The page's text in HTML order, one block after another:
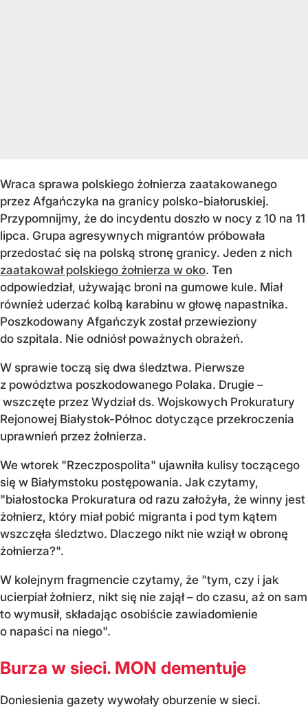
Wraca sprawa polskiego żołnierza zaatakowanego
przez Afgańczyka na granicy polsko-białoruskiej.
Przypomnijmy, że do incydentu doszło w nocy z 10 na 11
lipca. Grupa agresywnych migrantów próbowała
przedostać się na polską stronę granicy. Jeden z nich
zaatakował polskiego żołnierza w oko. Ten
odpowiedział, używając broni na gumowe kule. Miał
również uderzać kolbą karabinu w głowę napastnika.
Poszkodowany Afgańczyk został przewieziony
do szpitala. Nie odniósł poważnych obrażeń.
W sprawie toczą się dwa śledztwa. Pierwsze
z powództwa poszkodowanego Polaka. Drugie –
wszczęte przez Wydział ds. Wojskowych Prokuratury
Rejonowej Białystok-Północ dotyczące przekroczenia
uprawnień przez żołnierza.
We wtorek "Rzeczpospolita" ujawniła kulisy toczącego
się w Białymstoku postępowania. Jak czytamy,
"białostocka Prokuratura od razu założyła, że winny jest
żołnierz, który miał pobić migranta i pod tym kątem
wszczęła śledztwo. Dlaczego nikt nie wziął w obronę
żołnierza?".
W kolejnym fragmencie czytamy, że "tym, czy i jak
ucierpiał żołnierz, nikt się nie zajął – do czasu, aż on sam
to wymusił, składając osobiście zawiadomienie
o napaści na niego".
Burza w sieci. MON dementuje
Doniesienia gazety wywołały oburzenie w sieci.